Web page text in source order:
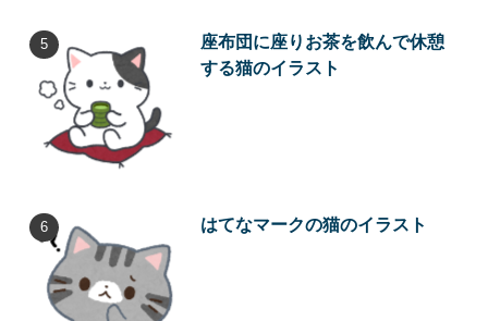
座布団に座りお茶を飲んで休憩
する猫のイラスト
はてなマークの猫のイラスト